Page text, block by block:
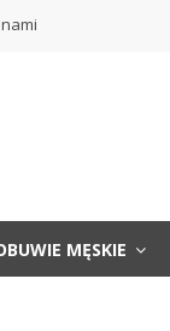
MĘSKIE